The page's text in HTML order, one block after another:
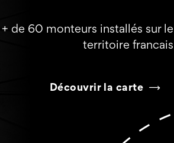
+ de 60 monteurs installés sur le
territoire francais
Découvrir la carte